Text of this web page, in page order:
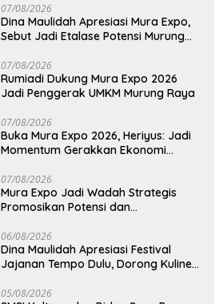
07/08/2026
Dina Maulidah Apresiasi Mura Expo,
Sebut Jadi Etalase Potensi Murung
07/08/2026
Rumiadi Dukung Mura Expo 2026
Jadi Penggerak UMKM Murung Raya
07/08/2026
Buka Mura Expo 2026, Heriyus: Jadi
Momentum Gerakkan Ekonomi
07/08/2026
Mura Expo Jadi Wadah Strategis
Promosikan Potensi dan
06/08/2026
Dina Maulidah Apresiasi Festival
Jajanan Tempo Dulu, Dorong Kuliner
05/08/2026